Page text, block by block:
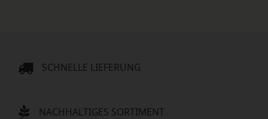
SCHNELLE LIEFERUNG
NACHHALTIGES SORTIMENT